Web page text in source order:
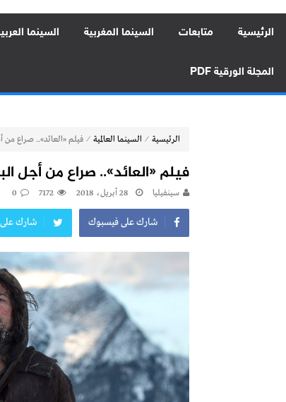
الرئيسية متابعات السينما المغربية السينما
المجلة الورقية PDF
الرئيسية ⁄ السينما العالمية ⁄ فيلم «العائد».. صراع
فيلم «العائد».. صراع من أجل
سينفيليا 28 أبريل، 2018 7172
0
شارك على فيسبوك شارك على